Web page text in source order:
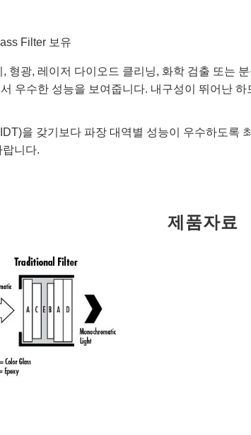
Filter 보유
형광, 레이저 다이오드 클리닝, 화학 검출 또는
우수한 성능을 보여줍니다. 내구성이 뛰어난
을 갖기보다 파장 대역별 성능이 우수하도록
랍니다.
제품자료